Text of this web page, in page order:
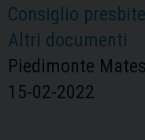
Consiglio
Altri documenti
Piedimonte
15-02-2022